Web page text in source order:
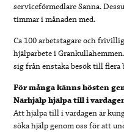
serviceförmedlare Sanna.
timmar i månaden med.
Ca 100 arbetstagare och
hjälparbete i
sig från enstaka besök till flera
För många känns hösten
Närhjälp hjälpa till i
Att hjälpa till i vardagen är
söka hjälp genom oss för att